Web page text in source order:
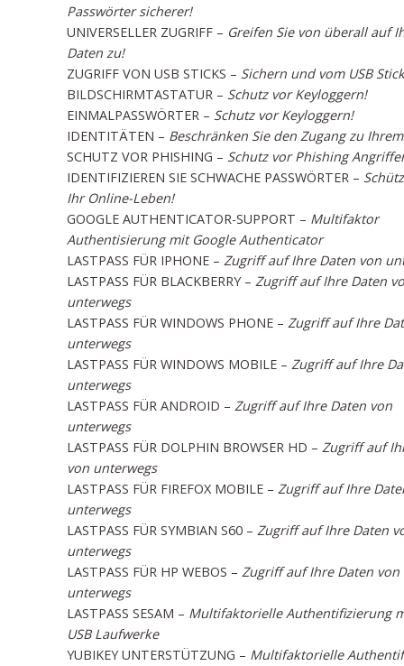
Passwörter sicherer!
UNIVERSELLER ZUGRIFF – Greifen Sie von überall auf
Daten zu!
ZUGRIFF VON USB STICKS – Sichern und vom USB
BILDSCHIRMTASTATUR – Schutz vor Keyloggern!
EINMALPASSWÖRTER – Schutz vor Keyloggern!
IDENTITÄTEN – Beschränken Sie den Zugang zu
SCHUTZ VOR PHISHING – Schutz vor Phishing
IDENTIFIZIEREN SIE SCHWACHE PASSWÖRTER –
Ihr Online-Leben!
GOOGLE AUTHENTICATOR-SUPPORT – Multifaktor
Authentisierung mit Google Authenticator
LASTPASS FÜR IPHONE – Zugriff auf Ihre Daten von
LASTPASS FÜR BLACKBERRY – Zugriff auf Ihre Daten
unterwegs
LASTPASS FÜR WINDOWS PHONE – Zugriff auf Ihre
unterwegs
LASTPASS FÜR WINDOWS MOBILE – Zugriff auf Ihre
unterwegs
LASTPASS FÜR ANDROID – Zugriff auf Ihre Daten von
unterwegs
LASTPASS FÜR DOLPHIN BROWSER HD – Zugriff auf
von unterwegs
LASTPASS FÜR FIREFOX MOBILE – Zugriff auf Ihre
unterwegs
LASTPASS FÜR SYMBIAN S60 – Zugriff auf Ihre Daten
unterwegs
LASTPASS FÜR HP WEBOS – Zugriff auf Ihre Daten von
unterwegs
LASTPASS SESAM – Multifaktorielle Authentifizierung
USB Laufwerke
YUBIKEY UNTERSTÜTZUNG – Multifaktorielle